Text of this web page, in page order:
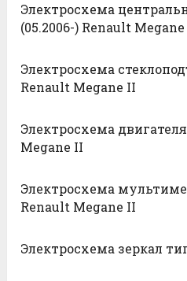
Электросхема
(05.2006-) Renault
Электросхема
Renault Megane II
Электросхема
Megane II
Электросхема
Renault Megane II
Электросхема зеркал